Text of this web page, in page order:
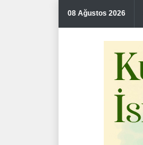
08 Ağustos 2026